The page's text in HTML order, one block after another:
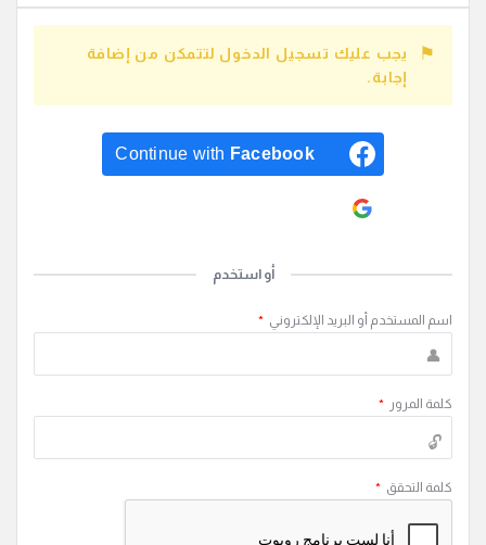
يجب عليك تسجيل الدخول لتتمكن من إضافة
إجابة.
Continue with Facebook
أو استخدم
اسم المستخدم أو البريد الإلكتروني *
كلمة المرور *
كلمة التحقق *